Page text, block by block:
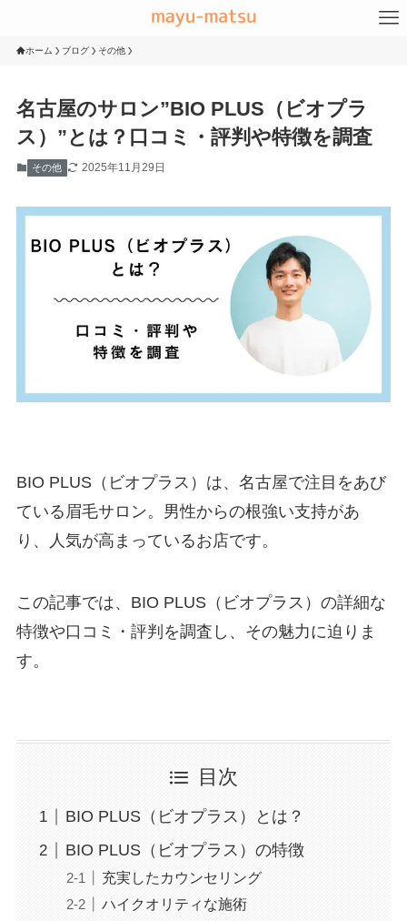
ホーム ブログ その他
名古屋のサロン”BIO PLUS（ビオプラ
ス）”とは？口コミ・評判や特徴を調査
その他 2025年11月29日
BIO PLUS（ビオプラス）は、名古屋で注目をあび
ている眉毛サロン。男性からの根強い支持があ
り、人気が高まっているお店です。
この記事では、BIO PLUS（ビオプラス）の詳細な
特徴や口コミ・評判を調査し、その魅力に迫りま
す。
目次
BIO PLUS（ビオプラス）とは？
BIO PLUS（ビオプラス）の特徴
充実したカウンセリング
ハイクオリティな施術